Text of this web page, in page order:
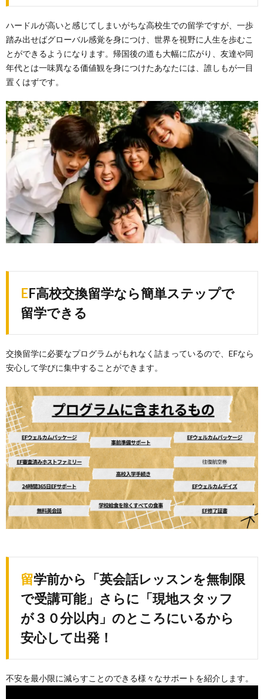
ハードルが高いと感じてしまいがちな高校生での留学ですが、一歩
踏み出せばグローバル感覚を身につけ、世界を視野に人生を歩むこ
とができるようになります。帰国後の道も大幅に広がり、友達や同
年代とは一味異なる価値観を身につけたあなたには、誰しもが一目
置くはずです。
EF高校交換留学なら簡単ステップで
留学できる
交換留学に必要なプログラムがもれなく詰まっているので、EFなら
安心して学びに集中することができます。
留学前から「英会話レッスンを無制限
で受講可能」さらに「現地スタッフ
が３０分以内」のところにいるから
安心して出発！
不安を最小限に減らすことのできる様々なサポートを紹介します。